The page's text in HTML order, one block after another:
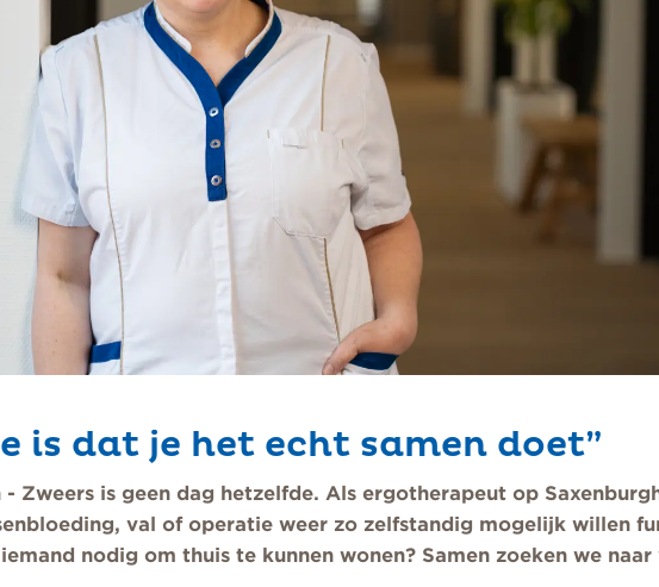
is dat je het echt samen doet”
Zweers is geen dag hetzelfde. Als ergotherapeut op
val of operatie weer zo zelfstandig mogelijk willen
nodig om thuis te kunnen wonen? Samen zoeken we